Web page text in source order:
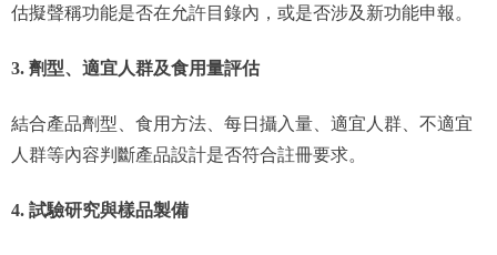
估擬聲稱功能是否在允許目錄內，或是否涉及新功能申報。
3. 劑型、適宜人群及食用量評估
結合產品劑型、食用方法、每日攝入量、適宜人群、不適宜
人群等內容判斷產品設計是否符合註冊要求。
4. 試驗研究與樣品製備